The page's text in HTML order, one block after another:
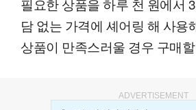
필요한 상품을 하루 천 원에서
담 없는 가격에 셰어링 해 사용
상품이 만족스러울 경우 구매
ADVERTISEMENT